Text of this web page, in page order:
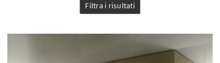
Filtra i risultati